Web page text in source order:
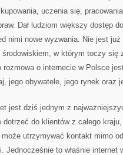
uczenia się,
Dał ludziom większy dostęp
nimi nowe wyzwania. Nie jest
środowiskiem, w którym toczy się
rozmowa o internecie w Polsce
jego obywatele, jego rynek oraz
jest dziś jednym z
do klientów z całego
utrzymywać kontakt mimo
Jednocześnie to właśnie internet